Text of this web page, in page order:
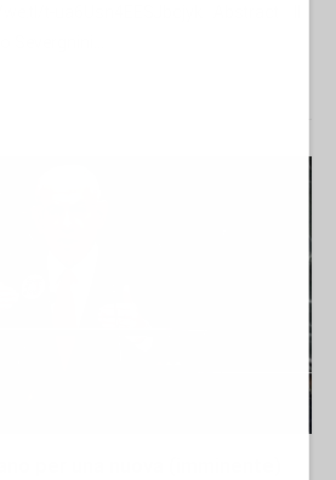
t-ua6Usn4EESJbcjyk Abstract Il
Severgnini...
per una nuova (imminente)